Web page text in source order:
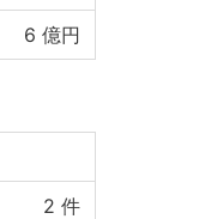
6 億円
2 件